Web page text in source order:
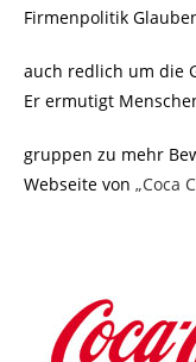
Firmenpolitik
auch redlich um die
Er ermutigt
gruppen zu mehr
Webseite von „Coca